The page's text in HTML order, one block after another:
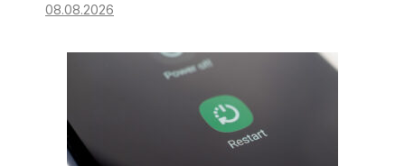
08.08.2026